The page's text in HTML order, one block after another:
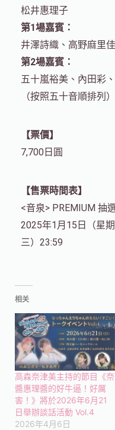
松井惠理子
第1場嘉賓：
井澤詩織、高野麻里
第2場嘉賓：
五十嵐裕美、內田彩
（按照五十音順排列）
【票價】
7,700日圓
【售票時間表】
<音泉> PREMIUM 抽
2025年1月15日（星
三）23:59
相关
高森奈津美主持的節目《奈
醬惠理醬的好牛逼！好厲
害！》將於2026年6月21
日舉辦談話活動 Vol.4
2026年4月6日